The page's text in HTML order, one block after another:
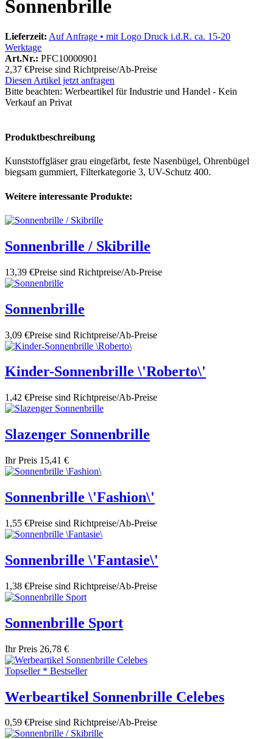
Sonnenbrille
Lieferzeit: Auf Anfrage • mit Logo Druck i.d.R. ca. 15-20
Werktage
Art.Nr.: PFC10000901
2,37 €Preise sind Richtpreise/Ab-Preise
Diesen Artikel jetzt anfragen
Bitte beachten: Werbeartikel für Industrie und Handel - Kein
Verkauf an Privat
Produktbeschreibung
Kunststoffgläser grau eingefärbt, feste Nasenbügel, Ohrenbügel
biegsam gummiert, Filterkategorie 3, UV-Schutz 400.
Weitere interessante Produkte:
Sonnenbrille / Skibrille
13,39 €Preise sind Richtpreise/Ab-Preise
Sonnenbrille
3,09 €Preise sind Richtpreise/Ab-Preise
Kinder-Sonnenbrille \'Roberto\'
1,42 €Preise sind Richtpreise/Ab-Preise
Slazenger Sonnenbrille
Ihr Preis 15,41 €
Sonnenbrille \'Fashion\'
1,55 €Preise sind Richtpreise/Ab-Preise
Sonnenbrille \'Fantasie\'
1,38 €Preise sind Richtpreise/Ab-Preise
Sonnenbrille Sport
Ihr Preis 26,78 €
Topseller * Bestseller
Werbeartikel Sonnenbrille Celebes
0,59 €Preise sind Richtpreise/Ab-Preise